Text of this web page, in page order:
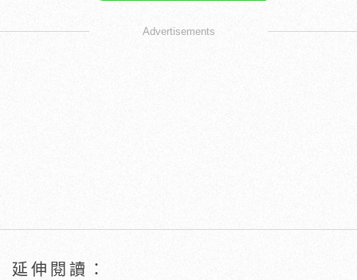
Advertisements
延伸閱讀：